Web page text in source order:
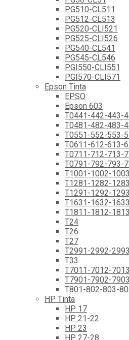
PG510-CL511
PG512-CL513
PG520-CLI521
PG525-CLI526
PG540-CL541
PG545-CL546
PGI550-CLI551
PGI570-CLI571
Epson Tinta
EPSO
Epson 603
T0441-442-443-
T0481-482-483-
T0551-552-553-
T0611-612-613-
T0711-712-713-
T0791-792-793-
T1001-1002-
T1281-1282-
T1291-1292-
T1631-1632-
T1811-1812-
T24
T26
T27
T2991-2992-
T33
T7011-7012-
T7901-7902-
T801-802-803-
HP Tinta
HP 17
HP 21-22
HP 23
HP 27-28